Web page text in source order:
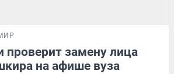
проверит замену лица
на афише вуза